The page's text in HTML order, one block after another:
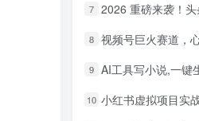
7 2026 重磅来袭！头条掘金逆天翻盘秘籍，AI 一键打
8 视频号巨火赛道，心灵SPA赛道
9 AI工具写小说,一键生成120
10 小红书虚拟项目实战4.0，抓